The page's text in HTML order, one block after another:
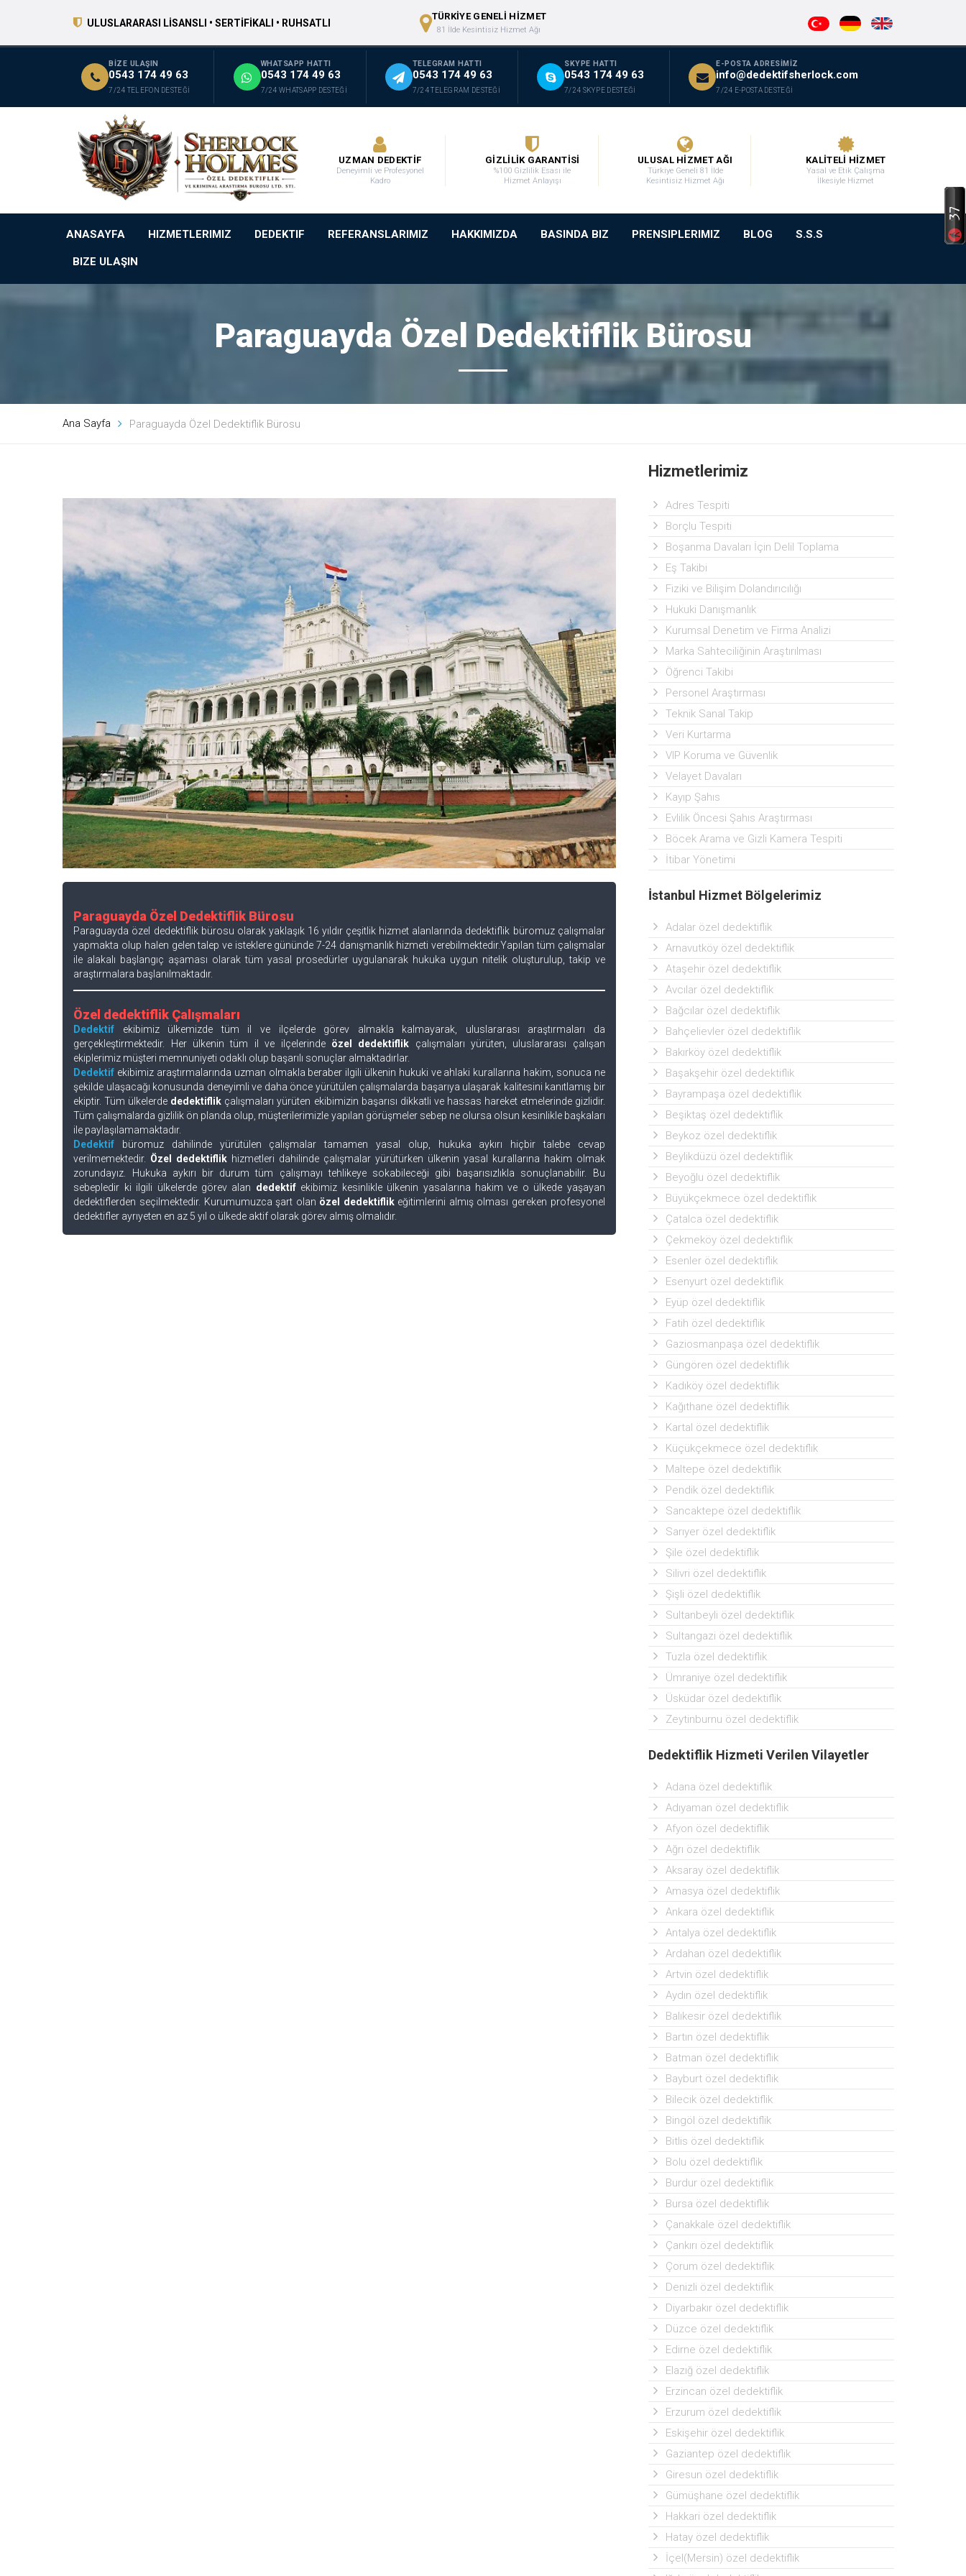
ULUSLARARASI LİSANSLI • SERTİFİKALI • RUHSATLI
TÜRKİYE GENELİ HİZMET
81 İlde Kesintisiz Hizmet Ağı
BİZE ULAŞIN
0543 174 49 63
7/24 TELEFON DESTEĞİ
WHATSAPP HATTI
0543 174 49 63
7/24 WHATSAPP DESTEĞİ
TELEGRAM HATTI
0543 174 49 63
7/24 TELEGRAM DESTEĞİ
SKYPE HATTI
0543 174 49 63
7/24 SKYPE DESTEĞİ
E-POSTA ADRESİMİZ
info@dedektifsherlock.com
7/24 E-POSTA DESTEĞİ
UZMAN DEDEKTİF
Deneyimli ve Profesyonel
Kadro
GİZLİLİK GARANTİSİ
%100 Gizlilik Esası ile
Hizmet Anlayışı
ULUSAL HİZMET AĞI
Türkiye Geneli 81 İlde
Kesintisiz Hizmet Ağı
KALİTELİ HİZMET
Yasal ve Etik Çalışma
İlkesiyle Hizmet
ANASAYFA HIZMETLERIMIZ DEDEKTIF REFERANSLARIMIZ HAKKIMIZDA BASINDA BIZ PRENSIPLERIMIZ BLOG S.S.S
BIZE ULAŞIN
Paraguayda Özel Dedektiflik Bürosu
Ana Sayfa Paraguayda Özel Dedektiflik Bürosu
Paraguayda Özel Dedektiflik Bürosu
Paraguayda özel dedektiflik bürosu olarak yaklaşık 16 yıldır çeşitlik hizmet alanlarında dedektiflik büromuz çalışmalar
yapmakta olup halen gelen talep ve isteklere gününde 7-24 danışmanlık hizmeti verebilmektedir.Yapılan tüm çalışmalar
ile alakalı başlangıç aşaması olarak tüm yasal prosedürler uygulanarak hukuka uygun nitelik oluşturulup, takip ve
araştırmalara başlanılmaktadır.
Özel dedektiflik Çalışmaları
Dedektif ekibimiz ülkemizde tüm il ve ilçelerde görev almakla kalmayarak, uluslararası araştırmaları da
gerçekleştirmektedir. Her ülkenin tüm il ve ilçelerinde özel dedektiflik çalışmaları yürüten, uluslararası çalışan
ekiplerimiz müşteri memnuniyeti odaklı olup başarılı sonuçlar almaktadırlar.
Dedektif ekibimiz araştırmalarında uzman olmakla beraber ilgili ülkenin hukuki ve ahlaki kurallarına hakim, sonuca ne
şekilde ulaşacağı konusunda deneyimli ve daha önce yürütülen çalışmalarda başarıya ulaşarak kalitesini kanıtlamış bir
ekiptir. Tüm ülkelerde dedektiflik çalışmaları yürüten ekibimizin başarısı dikkatli ve hassas hareket etmelerinde gizlidir.
Tüm çalışmalarda gizlilik ön planda olup, müşterilerimizle yapılan görüşmeler sebep ne olursa olsun kesinlikle başkaları
ile paylaşılamamaktadır.
Dedektif büromuz dahilinde yürütülen çalışmalar tamamen yasal olup, hukuka aykırı hiçbir talebe cevap
verilmemektedir. Özel dedektiflik hizmetleri dahilinde çalışmalar yürütürken ülkenin yasal kurallarına hakim olmak
zorundayız. Hukuka aykırı bir durum tüm çalışmayı tehlikeye sokabileceği gibi başarısızlıkla sonuçlanabilir. Bu
sebepledir ki ilgili ülkelerde görev alan dedektifekibimiz kesinlikle ülkenin yasalarına hakim ve o ülkede yaşayan
dedektiflerden seçilmektedir. Kurumumuzca şart olan özel dedektiflikeğitimlerini almış olması gereken profesyonel
dedektifler ayrıyeten en az 5 yıl o ülkede aktif olarak görev almış olmalıdır.
Hizmetlerimiz
Adres Tespiti
Borçlu Tespiti
Boşanma Davaları İçin Delil Toplama
Eş Takibi
Fiziki ve Bilişim Dolandırıcılığı
Hukuki Danışmanlık
Kurumsal Denetim ve Firma Analizi
Marka Sahteciliğinin Araştırılması
Öğrenci Takibi
Personel Araştırması
Teknik Sanal Takip
Veri Kurtarma
VIP Koruma ve Güvenlik
Velayet Davaları
Kayıp Şahıs
Evlilik Öncesi Şahıs Araştırması
Böcek Arama ve Gizli Kamera Tespiti
İtibar Yönetimi
İstanbul Hizmet Bölgelerimiz
Adalar özel dedektiflik
Arnavutköy özel dedektiflik
Ataşehir özel dedektiflik
Avcılar özel dedektiflik
Bağcılar özel dedektiflik
Bahçelievler özel dedektiflik
Bakırköy özel dedektiflik
Başakşehir özel dedektiflik
Bayrampaşa özel dedektiflik
Beşiktaş özel dedektiflik
Beykoz özel dedektiflik
Beylikdüzü özel dedektiflik
Beyoğlu özel dedektiflik
Büyükçekmece özel dedektiflik
Çatalca özel dedektiflik
Çekmeköy özel dedektiflik
Esenler özel dedektiflik
Esenyurt özel dedektiflik
Eyüp özel dedektiflik
Fatih özel dedektiflik
Gaziosmanpaşa özel dedektiflik
Güngören özel dedektiflik
Kadıköy özel dedektiflik
Kağıthane özel dedektiflik
Kartal özel dedektiflik
Küçükçekmece özel dedektiflik
Maltepe özel dedektiflik
Pendik özel dedektiflik
Sancaktepe özel dedektiflik
Sarıyer özel dedektiflik
Şile özel dedektiflik
Silivri özel dedektiflik
Şişli özel dedektiflik
Sultanbeyli özel dedektiflik
Sultangazi özel dedektiflik
Tuzla özel dedektiflik
Ümraniye özel dedektiflik
Üsküdar özel dedektiflik
Zeytinburnu özel dedektiflik
Dedektiflik Hizmeti Verilen Vilayetler
Adana özel dedektiflik
Adıyaman özel dedektiflik
Afyon özel dedektiflik
Ağrı özel dedektiflik
Aksaray özel dedektiflik
Amasya özel dedektiflik
Ankara özel dedektiflik
Antalya özel dedektiflik
Ardahan özel dedektiflik
Artvin özel dedektiflik
Aydın özel dedektiflik
Balıkesir özel dedektiflik
Bartın özel dedektiflik
Batman özel dedektiflik
Bayburt özel dedektiflik
Bilecik özel dedektiflik
Bingöl özel dedektiflik
Bitlis özel dedektiflik
Bolu özel dedektiflik
Burdur özel dedektiflik
Bursa özel dedektiflik
Çanakkale özel dedektiflik
Çankırı özel dedektiflik
Çorum özel dedektiflik
Denizli özel dedektiflik
Diyarbakır özel dedektiflik
Düzce özel dedektiflik
Edirne özel dedektiflik
Elazığ özel dedektiflik
Erzincan özel dedektiflik
Erzurum özel dedektiflik
Eskişehir özel dedektiflik
Gaziantep özel dedektiflik
Giresun özel dedektiflik
Gümüşhane özel dedektiflik
Hakkari özel dedektiflik
Hatay özel dedektiflik
İçel(Mersin) özel dedektiflik